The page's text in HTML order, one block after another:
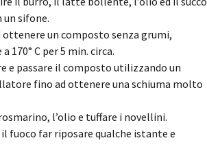
sifone.
un composto senza grumi,
C per 5 min. circa.
e passare il composto utilizzando un
fino ad ottenere una schiuma molto
l’olio e tuffare i novellini.
fuoco far riposare qualche istante e